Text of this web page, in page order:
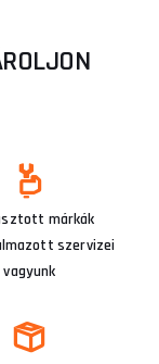
márkák
szervizei
vagyunk